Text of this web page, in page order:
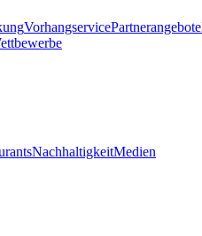
VorhangservicePartnerangebote
NachhaltigkeitMedien